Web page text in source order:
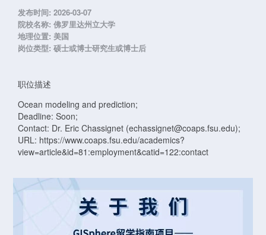
发布时间: 2026-03-07
院校名称: 佛罗里达州立大学
地理位置: 美国
岗位类型: 硕士或博士研究生或博士后
职位描述
Ocean modeling and prediction;
Deadline: Soon;
Contact: Dr. Eric Chassignet (echassignet@coaps.fsu.edu);
URL: https://www.coaps.fsu.edu/academics?
view=article&id=81:employment&catid=122:contact